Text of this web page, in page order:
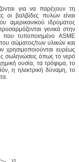
για να παρέχουν τη
οι βαλβίδες πυλών είναι
αμερικανικού ιδρύματος
γενικά στην
που τυποποιημένο ASME
σώματος/των υλικών και
χρησιμοποιούνται ευρέως
σωληνώσεις όπως το νερό
ουσία, τα τρόφιμα, το
η ηλεκτρική δύναμη, το